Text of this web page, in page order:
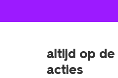
in
altijd op
acties